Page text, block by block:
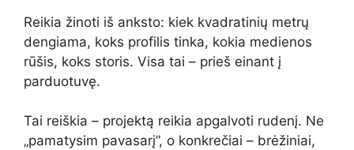
Reikia žinoti iš anksto: kiek kvadratinių metrų
dengiama, koks profilis tinka, kokia medienos
rūšis, koks storis. Visa tai – prieš einant į
parduotuvę.
Tai reiškia – projektą reikia apgalvoti rudenį. Ne
„pamatysim pavasarį”, o konkrečiai – brėžiniai,